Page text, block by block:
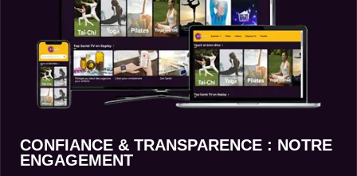
CONFIANCE & TRANSPARENCE : NOTRE
ENGAGEMENT